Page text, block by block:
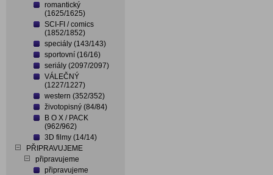
romantický
(1625/1625)
SCI-FI / comics
(1852/1852)
speciály (143/143)
sportovní (16/16)
seriály (2097/2097)
VÁLEČNÝ
(1227/1227)
western (352/352)
životopisný (84/84)
B O X / PACK
(962/962)
3D filmy (14/14)
PŘIPRAVUJEME
připravujeme
připravujeme